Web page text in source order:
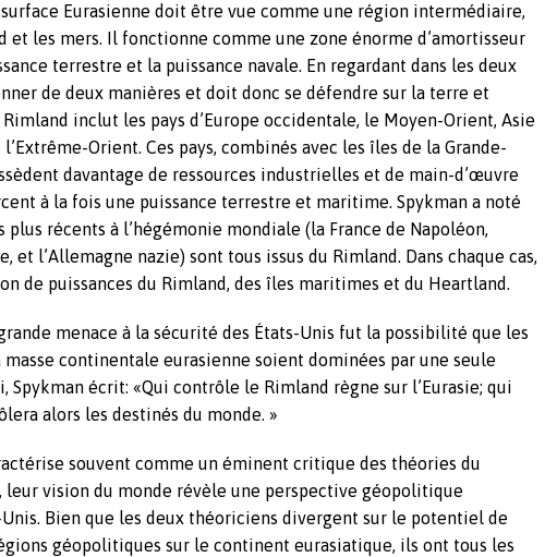
Eurasienne doit être vue comme une région intermédiaire,
et les mers. Il fonctionne comme une zone énorme d’amortisseur
terrestre et la puissance navale. En regardant dans les deux
de deux manières et doit donc se défendre sur la terre et
inclut les pays d’Europe occidentale, le Moyen-Orient, Asie
Orient. Ces pays, combinés avec les îles de la Grande-
davantage de ressources industrielles et de main-d’œuvre
à la fois une puissance terrestre et maritime. Spykman a noté
récents à l’hégémonie mondiale (la France de Napoléon,
et l’Allemagne nazie) sont tous issus du Rimland. Dans chaque cas,
de puissances du Rimland, des îles maritimes et du Heartland.
menace à la sécurité des États-Unis fut la possibilité que les
continentale eurasienne soient dominées par une seule
Spykman écrit: «Qui contrôle le Rimland règne sur l’Eurasie; qui
alors les destinés du monde. »
souvent comme un éminent critique des théories du
vision du monde révèle une perspective géopolitique
Bien que les deux théoriciens divergent sur le potentiel de
géopolitiques sur le continent eurasiatique, ils ont tous les